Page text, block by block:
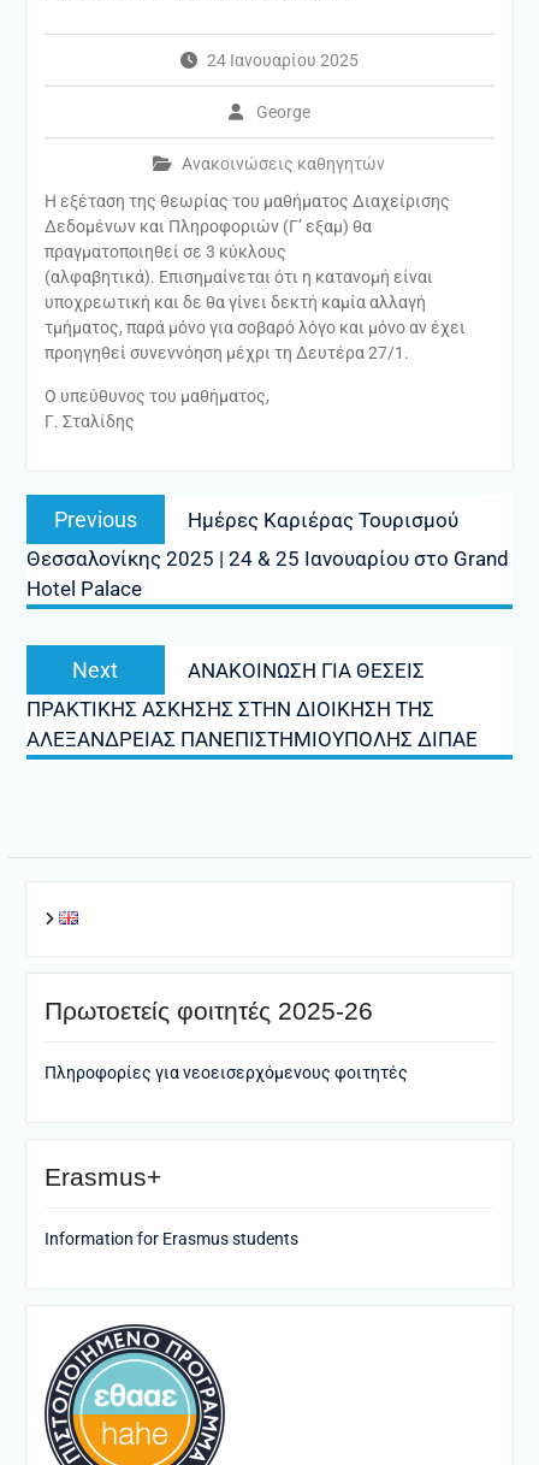
24 Ιανουαρίου 2025
George
Ανακοινώσεις καθηγητών
Η εξέταση της θεωρίας του μαθήματος Διαχείρισης
Δεδομένων και Πληροφοριών (Γ’ εξαμ) θα
πραγματοποιηθεί σε 3 κύκλους
(αλφαβητικά). Επισημαίνεται ότι η κατανομή είναι
υποχρεωτική και δε θα γίνει δεκτή καμία αλλαγή
τμήματος, παρά μόνο για σοβαρό λόγο και μόνο αν έχει
προηγηθεί συνεννόηση μέχρι τη Δευτέρα 27/1.
Ο υπεύθυνος του μαθήματος,
Γ. Σταλίδης
Πλοήγηση
άρθρων
Previous
Previous
post:
Ημέρες Καριέρας Τουρισμού
Θεσσαλονίκης 2025 | 24 & 25 Ιανουαρίου στο Grand
Hotel Palace
Next
post:
ΑΝΑΚΟΙΝΩΣΗ ΓΙΑ ΘΕΣΕΙΣ
ΠΡΑΚΤΙΚΗΣ ΑΣΚΗΣΗΣ ΣΤΗΝ ΔΙΟΙΚΗΣΗ ΤΗΣ
ΑΛΕΞΑΝΔΡΕΙΑΣ ΠΑΝΕΠΙΣΤΗΜΙΟΥΠΟΛΗΣ ΔΙΠΑΕ
Πρωτοετείς φοιτητές 2025-26
Πληροφορίες για νεοεισερχόμενους φοιτητές
Erasmus+
Information for Erasmus students